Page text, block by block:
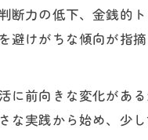
題を乗り越える本当
題を乗り越えるスピリ
リチュアル思考によ
断力の低下、金銭
避けがちな傾向が指
に前向きな変化があ
な実践から始め、少